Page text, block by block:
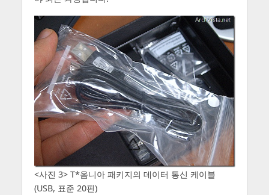
<사진 3> T*옴니아 패키지의 데이터 통신 케이블
(USB, 표준 20핀)